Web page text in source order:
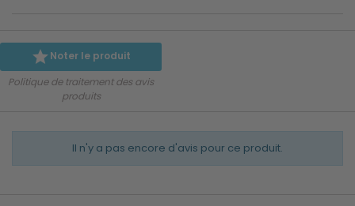
Noter le produit
Politique de traitement des avis
produits
Il n'y a pas encore d'avis pour ce produit.